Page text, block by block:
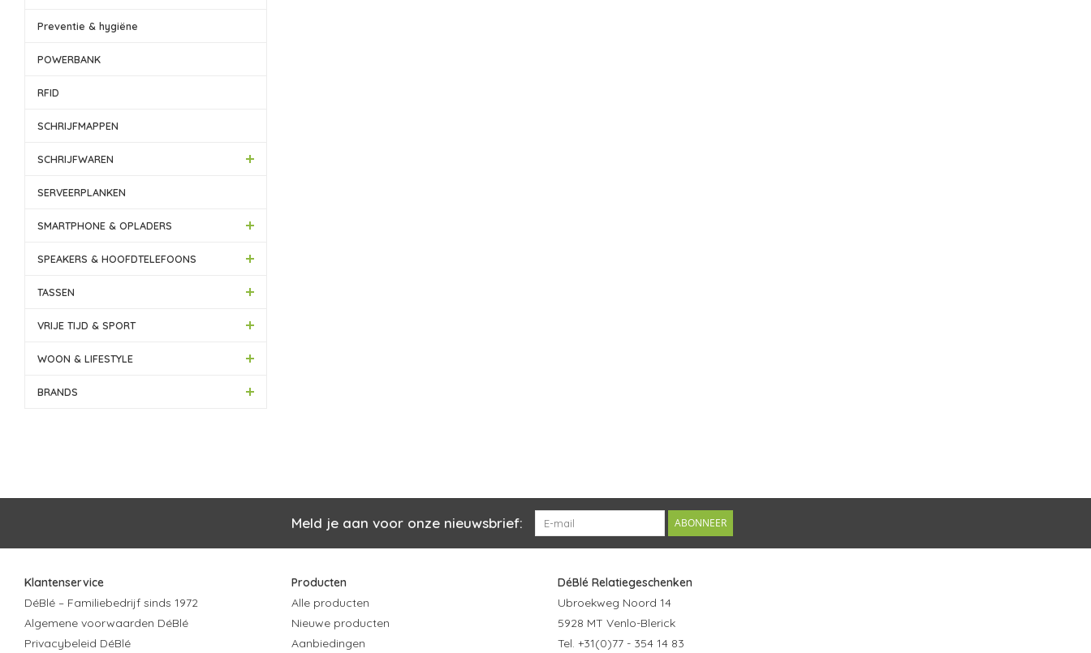
Preventie & hygiëne
POWERBANK
RFID
SCHRIJFMAPPEN
SCHRIJFWAREN
SERVEERPLANKEN
SMARTPHONE & OPLADERS
SPEAKERS & HOOFDTELEFOONS
TASSEN
VRIJE TIJD & SPORT
WOON & LIFESTYLE
BRANDS
Meld je aan voor onze nieuwsbrief: ABONNEER
Klantenservice
DéBlé – Familiebedrijf sinds 1972
Algemene voorwaarden DéBlé
Privacybeleid DéBlé
Producten
Alle producten
Nieuwe producten
Aanbiedingen
DéBlé Relatiegeschenken
Ubroekweg Noord 14
5928 MT Venlo-Blerick
Tel. +31(0)77 - 354 14 83